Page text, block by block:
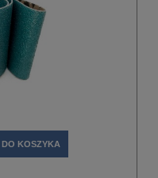
DO KOSZYKA